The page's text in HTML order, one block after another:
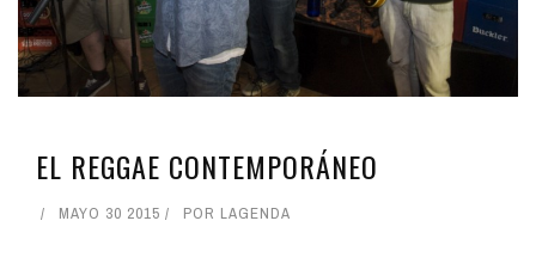
EL REGGAE CONTEMPORÁNEO
MAYO 30 2015 POR LAGENDA